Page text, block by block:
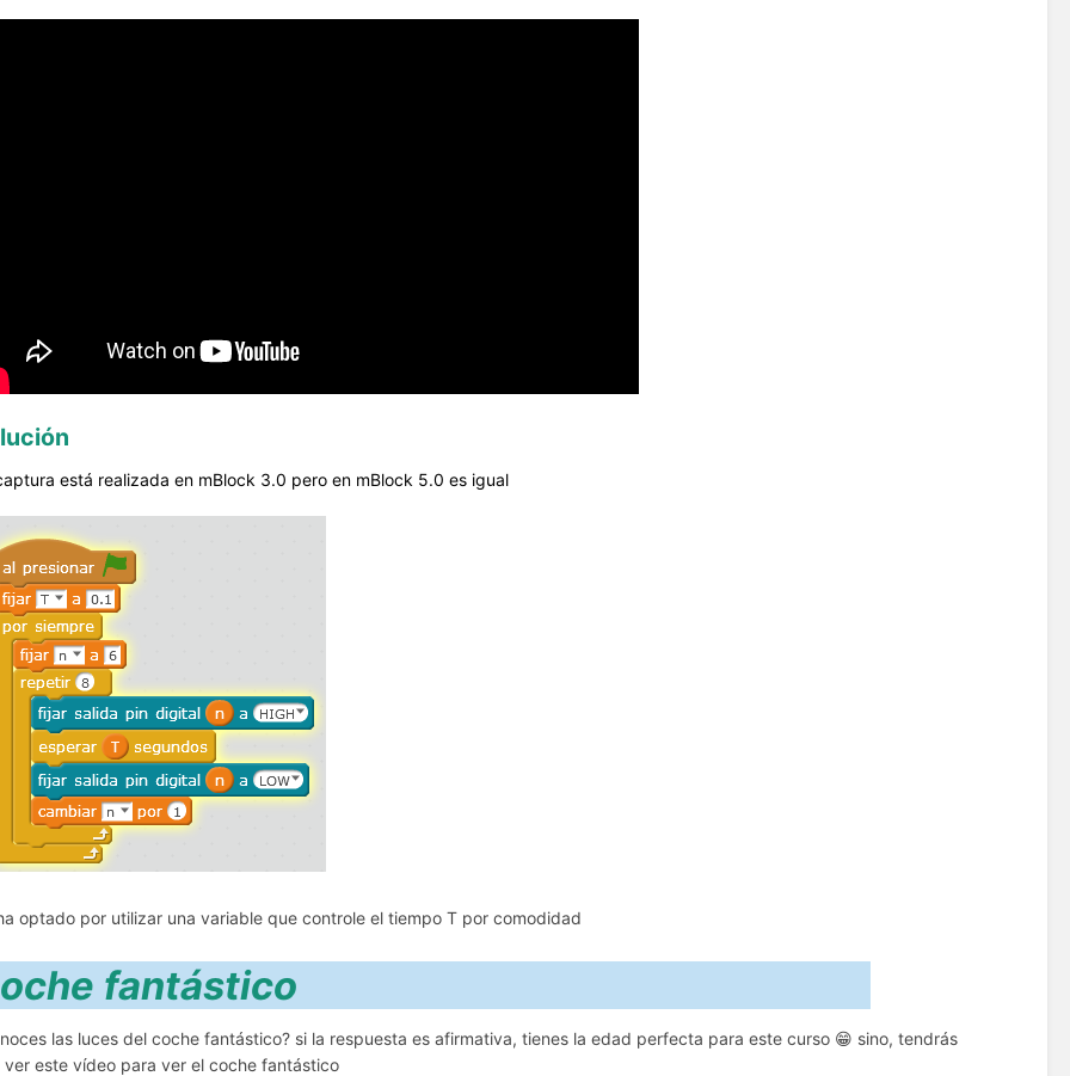
está realizada en mBlock 3.0 pero en mBlock 5.0 es igual
optado por utilizar una variable que controle el tiempo T por comodidad
fantástico
las luces del coche fantástico? si la respuesta es afirmativa, tienes la edad perfecta para este curso 😁 sino, tendrás
ver este vídeo para ver el coche fantástico